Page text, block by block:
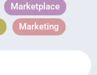
Marketplace
Marketing